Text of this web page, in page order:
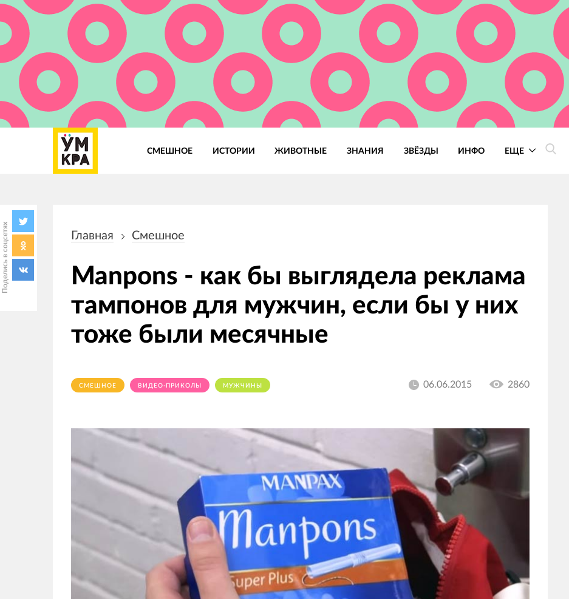
СМЕШНОЕ ИСТОРИИ ЖИВОТНЫЕ ЗНАНИЯ ЗВЁЗДЫ ИНФО ЕЩЕ
Поделись в соцсетях навигации
Главная Смешное
Manpons - как бы выглядела реклама
тампонов для мужчин, если бы у них
тоже были месячные
СМЕШНОЕ ВИДЕО-ПРИКОЛЫ МУЖЧИНЫ 06.06.2015 2860